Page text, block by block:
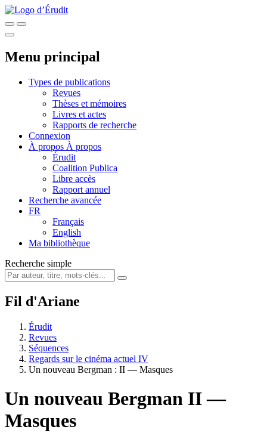
Menu principal
Types de publications
Revues
Thèses et mémoires
Livres et actes
Rapports de recherche
Connexion
À propos À propos
Érudit
Coalition Publica
Libre accès
Rapport annuel
Recherche avancée
FR
Français
English
Ma bibliothèque
Recherche simple
Fil d'Ariane
Érudit
Revues
Séquences
Regards sur le cinéma actuel IV
Un nouveau Bergman : II — Masques
Un nouveau Bergman II—
Masques